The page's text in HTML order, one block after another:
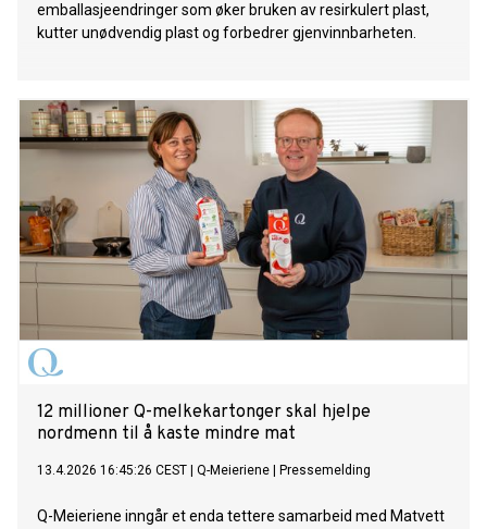
emballasjeendringer som øker bruken av resirkulert plast,
kutter unødvendig plast og forbedrer gjenvinnbarheten.
12 millioner Q-melkekartonger skal hjelpe
nordmenn til å kaste mindre mat
13.4.2026 16:45:26 CEST Q-Meieriene Pressemelding
Q-Meieriene inngår et enda tettere samarbeid med Matvett